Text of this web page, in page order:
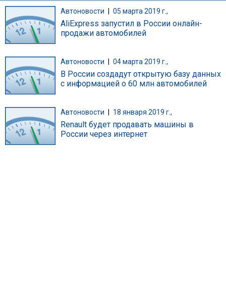
Автоновости | 05 марта 2019 г.,
AliExpress запустил в России онлайн-
продажи автомобилей
Автоновости 04 марта 2019 г.,
В России создадут открытую базу данных
с информацией о 60 млн автомобилей
Автоновости 18 января 2019 г.,
Renault будет продавать машины в
России через интернет